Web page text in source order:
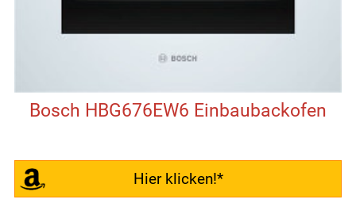
Bosch HBG676EW6 Einbaubackofen
Hier klicken!*